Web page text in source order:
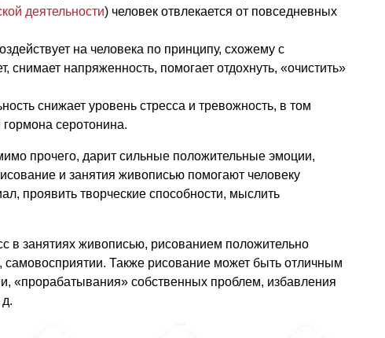
деятельности) человек отвлекается от повседневных
на человека по принципу, схожему с
снимает напряженность, помогает отдохнуть, «очистить»
снижает уровень стресса и тревожность, в том
гормона серотонина.
прочего, дарит сильные положительные эмоции,
и занятия живописью помогают человеку
проявить творческие способности, мыслить
в занятиях живописью, рисованием положительно
самовосприятии. Также рисование может быть отличным
«прорабатывания» собственных проблем, избавления
д.